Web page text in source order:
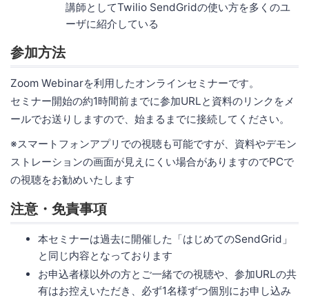
講師としてTwilio SendGridの使い方を多くのユ
ーザに紹介している
参加方法
Zoom Webinarを利用したオンラインセミナーです。
セミナー開始の約1時間前までに参加URLと資料のリンクをメ
ールでお送りしますので、始まるまでに接続してください。
※スマートフォンアプリでの視聴も可能ですが、資料やデモン
ストレーションの画面が見えにくい場合がありますのでPCで
の視聴をお勧めいたします
注意・免責事項
本セミナーは過去に開催した「はじめてのSendGrid」
と同じ内容となっております
お申込者様以外の方とご一緒での視聴や、参加URLの共
有はお控えいただき、必ず1名様ずつ個別にお申し込み